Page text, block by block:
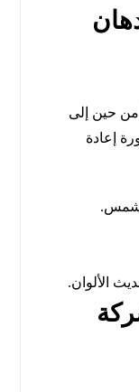
من حين إلى
إعادة
الألوان.